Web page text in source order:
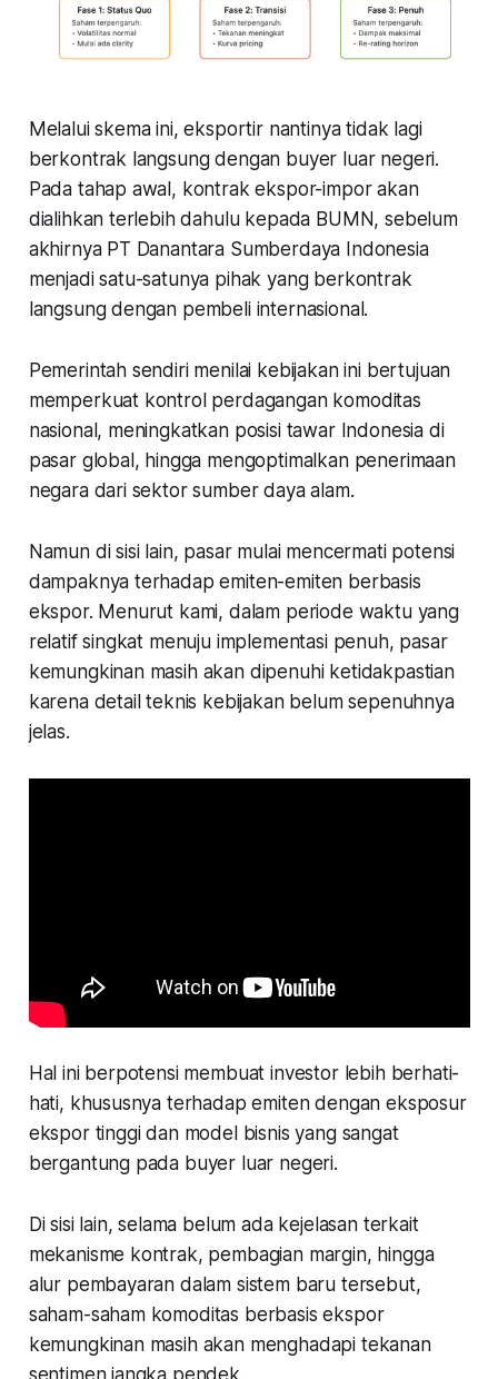
Melalui skema ini, eksportir nantinya tidak lagi
berkontrak langsung dengan buyer luar negeri.
Pada tahap awal, kontrak ekspor-impor akan
dialihkan terlebih dahulu kepada BUMN, sebelum
akhirnya PT Danantara Sumberdaya Indonesia
menjadi satu-satunya pihak yang berkontrak
langsung dengan pembeli internasional.
Pemerintah sendiri menilai kebijakan ini bertujuan
memperkuat kontrol perdagangan komoditas
nasional, meningkatkan posisi tawar Indonesia di
pasar global, hingga mengoptimalkan penerimaan
negara dari sektor sumber daya alam.
Namun di sisi lain, pasar mulai mencermati potensi
dampaknya terhadap emiten-emiten berbasis
ekspor. Menurut kami, dalam periode waktu yang
relatif singkat menuju implementasi penuh, pasar
kemungkinan masih akan dipenuhi ketidakpastian
karena detail teknis kebijakan belum sepenuhnya
jelas.
Hal ini berpotensi membuat investor lebih berhati-
hati, khususnya terhadap emiten dengan eksposur
ekspor tinggi dan model bisnis yang sangat
bergantung pada buyer luar negeri.
Di sisi lain, selama belum ada kejelasan terkait
mekanisme kontrak, pembagian margin, hingga
alur pembayaran dalam sistem baru tersebut,
saham-saham komoditas berbasis ekspor
kemungkinan masih akan menghadapi tekanan